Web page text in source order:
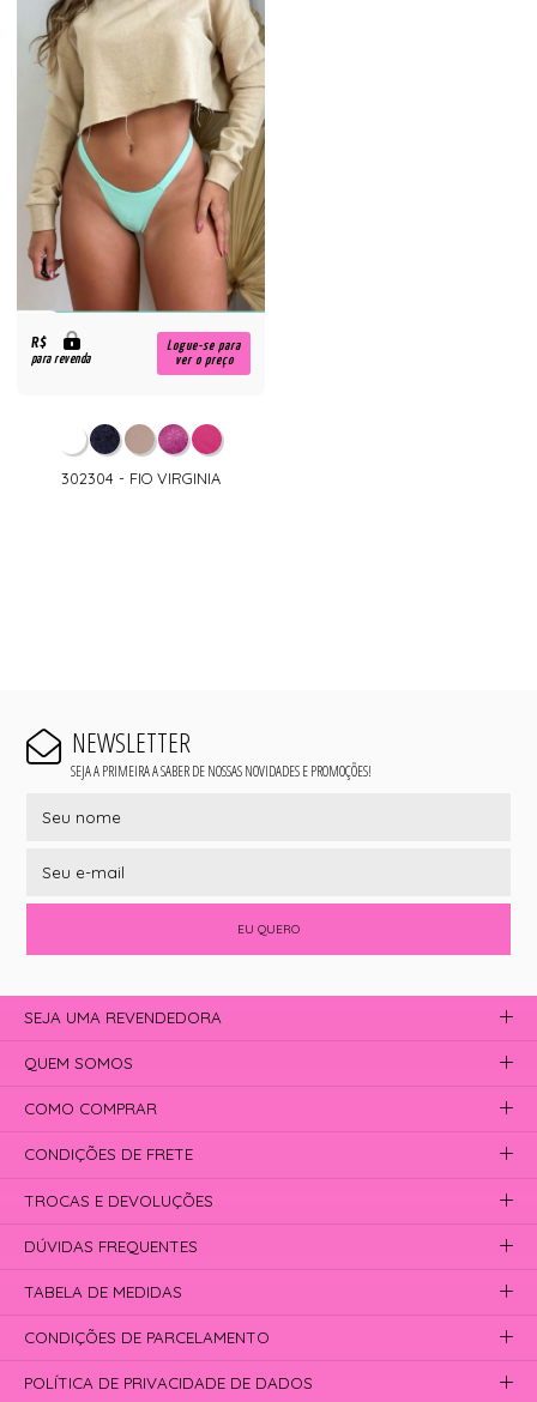
R$
para revenda
Logue-se para
ver o preço
302304 - FIO VIRGINIA
NEWSLETTER
SEJA A PRIMEIRA A SABER DE NOSSAS NOVIDADES E PROMOÇÕES!
EU QUERO
SEJA UMA REVENDEDORA
QUEM SOMOS
COMO COMPRAR
CONDIÇÕES DE FRETE
TROCAS E DEVOLUÇÕES
DÚVIDAS FREQUENTES
TABELA DE MEDIDAS
CONDIÇÕES DE PARCELAMENTO
POLÍTICA DE PRIVACIDADE DE DADOS